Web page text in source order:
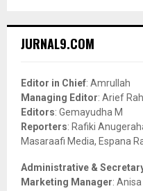
h
o
r
:
JURNAL9.COM
Editor in Chief: Amrullah
Managing Editor: Arief
Editors: Gemayudha M
Reporters: Rafiki
Masaraafi Media, Espana
Administrative &
Marketing Manager: